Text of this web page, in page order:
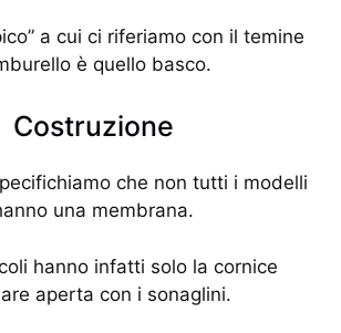
a cui ci riferiamo con il temine
è quello basco.
Costruzione
che non tutti i modelli
una membrana.
hanno infatti solo la cornice
aperta con i sonaglini.